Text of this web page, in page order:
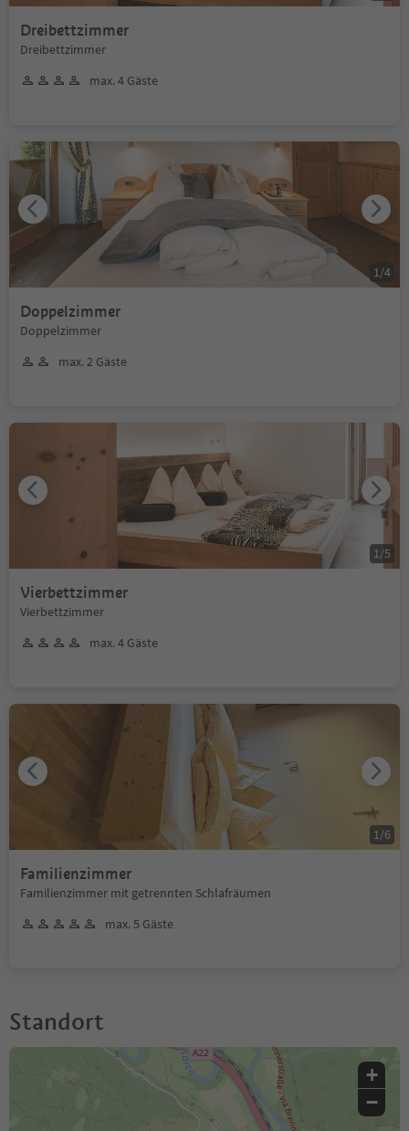
Dreibettzimmer
Dreibettzimmer
max. 4 Gäste
Doppelzimmer
Doppelzimmer
max. 2 Gäste
1 /4
Vierbettzimmer
Vierbettzimmer
max. 4 Gäste
1 /5
Familienzimmer
Familienzimmer mit getrennten Schlafräumen
max. 5 Gäste
1 /6
Standort
+
−